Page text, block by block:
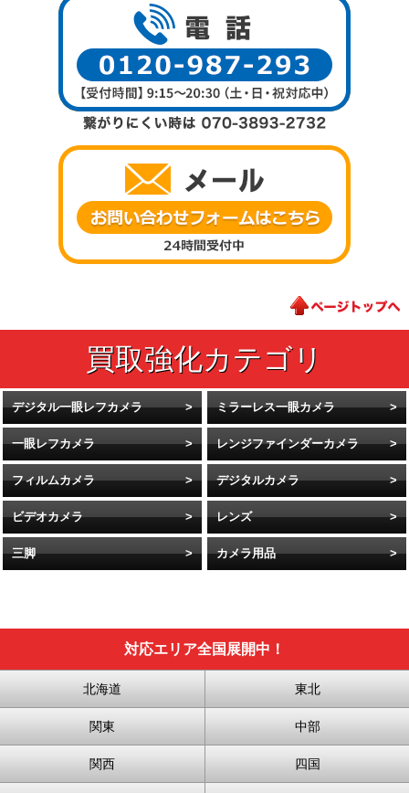
デジタル一眼レフカメラ ミラーレス一眼カメラ
一眼レフカメラ レンジファインダーカメラ
フィルムカメラ デジタルカメラ
ビデオカメラ レンズ
三脚 カメラ用品
対応エリア全国展開中！
北海道 東北
関東 中部
関西 四国